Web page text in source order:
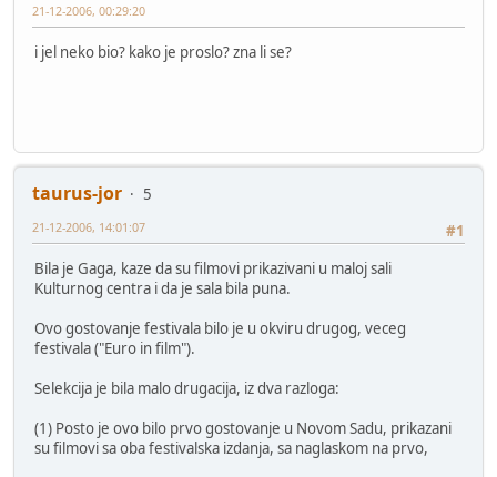
21-12-2006, 00:29:20
i jel neko bio? kako je proslo? zna li se?
taurus-jor
5
#1
21-12-2006, 14:01:07
Bila je Gaga, kaze da su filmovi prikazivani u maloj sali
Kulturnog centra i da je sala bila puna.
Ovo gostovanje festivala bilo je u okviru drugog, veceg
festivala ("Euro in film").
Selekcija je bila malo drugacija, iz dva razloga:
(1) Posto je ovo bilo prvo gostovanje u Novom Sadu, prikazani
su filmovi sa oba festivalska izdanja, sa naglaskom na prvo,